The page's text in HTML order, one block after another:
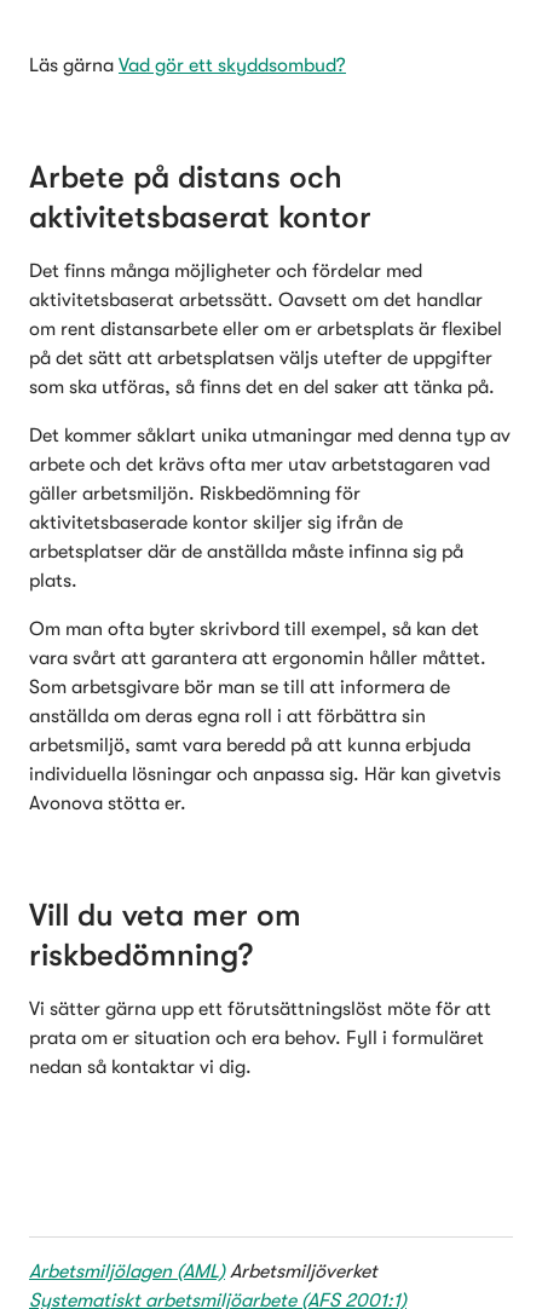
Läs gärna Vad gör ett skyddsombud?
Arbete på distans och
aktivitetsbaserat kontor
Det finns många möjligheter och fördelar med
aktivitetsbaserat arbetssätt. Oavsett om det handlar
om rent distansarbete eller om er arbetsplats är flexibel
på det sätt att arbetsplatsen väljs utefter de uppgifter
som ska utföras, så finns det en del saker att tänka på.
Det kommer såklart unika utmaningar med denna typ av
arbete och det krävs ofta mer utav arbetstagaren vad
gäller arbetsmiljön. Riskbedömning för
aktivitetsbaserade kontor skiljer sig ifrån de
arbetsplatser där de anställda måste infinna sig på
plats.
Om man ofta byter skrivbord till exempel, så kan det
vara svårt att garantera att ergonomin håller måttet.
Som arbetsgivare bör man se till att informera de
anställda om deras egna roll i att förbättra sin
arbetsmiljö, samt vara beredd på att kunna erbjuda
individuella lösningar och anpassa sig. Här kan givetvis
Avonova stötta er.
riskbedömning?
Vi sätter gärna upp ett förutsättningslöst möte för att
prata om er situation och era behov. Fyll i formuläret
nedan så kontaktar vi dig.
Arbetsmiljölagen (AML)
Systematiskt arbetsmiljöarbete (AFS 2001:1)